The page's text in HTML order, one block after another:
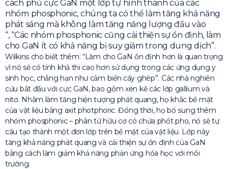
cách phủ cực GaN một lớp tự hình thành của các
nhóm phosphonic, chúng ta có thể làm tăng khả năng
phát sáng mà không làm tăng năng lượng đầu vào
“, “Các nhóm phosphonic cũng cải thiện sự ổn định, làm
cho GaN ít có khả năng bị suy giảm trong dung dịch”.
Wilkins cho biết thêm: “Làm cho GaN ổn định hơn là quan trọng
vì nó sẽ có tính khả thi cao hơn sử dụng trong các ứng dụng y
sinh học, chẳng hạn như cảm biến cấy ghép”. Các nhà nghiên
cứu bắt đầu với cực GaN, bao gồm xen kẽ các lớp gallium và
nitơ. Nhằm làm tăng hiện tượng phát quang, họ khắc bề mặt
của vật liệu bằng axit photphoric. Đồng thời, họ bổ sung thêm
nhóm phosphonic – phân tử hữu cơ có chứa phốt pho, nó sẽ tự
cấu tạo thành một đơn lớp trên bề mặt của vật liệu. Lớp này
tăng khả năng phát quang và cải thiện sự ổn định của GaN
bằng cách làm giảm khả năng phản ứng hóa học với môi
trường.